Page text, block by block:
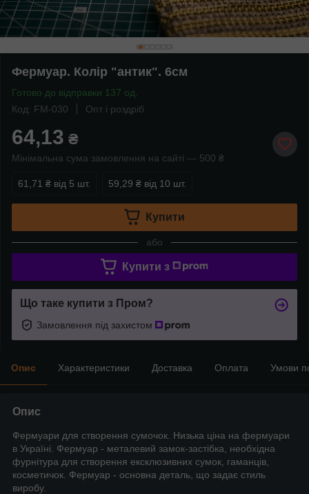
Фермуар. Колір "антик". 6см
Готово до відправки 137 од.
Код: FM-030
Опт і роздріб
64,13 ₴
Мінімальна сума замовлення на сайті — 500 ₴
61,71 ₴ від 5 шт. 59,29 ₴ від 10 шт.
Купити
або
Купити з
Що таке купити з Пром?
Замовлення під захистом
Опис Характеристики Доставка Оплата Умови
Опис
Фермуари для створення сумочок. Низька ціна на фермуари
в Україні. Фермуар - металевий замок-застібка, необхідна
фурнітура для створення ексклюзивних сумок, гаманців,
косметичок. Фермуар - основна деталь, що задає стиль
виробу.